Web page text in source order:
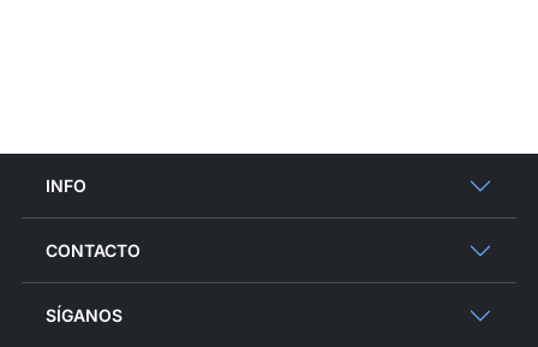
INFO
CONTACTO
SÍGANOS